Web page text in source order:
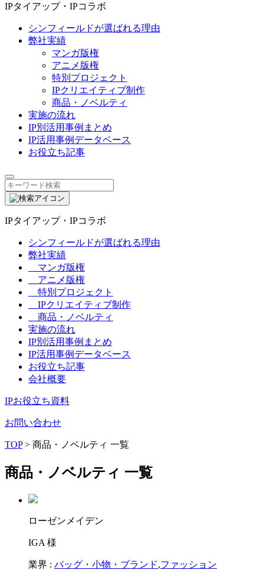
IPタイアップ・IPコラボ
シンフィールドが選ばれる理由
弊社実績
マンガ版権
アニメ版権
特別プロジェクト
IPクリエイティブ制作
商品・ノベルティ
実施の流れ
IP別活用事例まとめ
IP活用事例データベース
お役立ち記事
IPタイアップ・IPコラボ
シンフィールドが選ばれる理由
弊社実績
マンガ版権
アニメ版権
特別プロジェクト
IPクリエイティブ制作
商品・ノベルティ
実施の流れ
IP別活用事例まとめ
IP活用事例データベース
お役立ち記事
会社概要
IPお役立ち資料
お問い合わせ
TOP> 商品・ノベルティ 一覧
商品・ノベルティ 一覧
ローゼンメイデン
IGA 様
業界 : バッグ・小物・ブランド,ファッション